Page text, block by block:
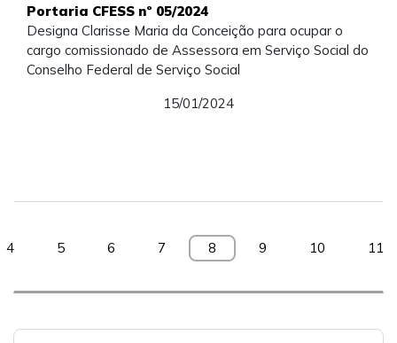
Portaria CFESS nº 05/2024
Designa Clarisse Maria da Conceição para ocupar o
cargo comissionado de Assessora em Serviço Social do
Conselho Federal de Serviço Social
15/01/2024
4 5 6 7 8 9 10 11